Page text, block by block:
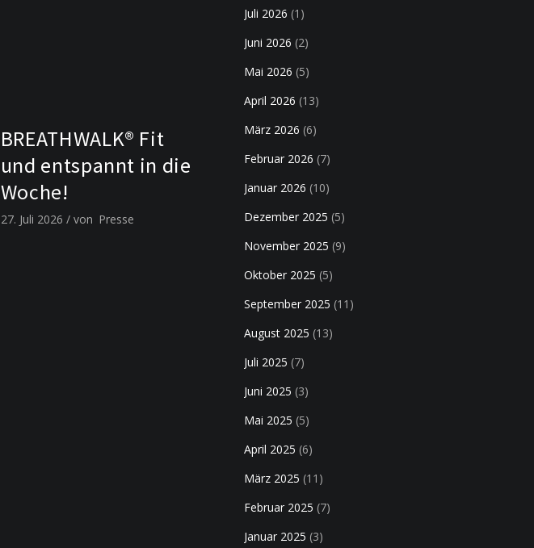
BREATHWALK® Fit
und entspannt in die
Woche!
27. Juli 2026 von Presse
Juli 2026 (1)
Juni 2026 (2)
Mai 2026 (5)
April 2026 (13)
März 2026 (6)
Februar 2026 (7)
Januar 2026 (10)
Dezember 2025 (5)
November 2025 (9)
Oktober 2025 (5)
September 2025 (11)
August 2025 (13)
Juli 2025 (7)
Juni 2025 (3)
Mai 2025 (5)
April 2025 (6)
März 2025 (11)
Februar 2025 (7)
Januar 2025 (3)